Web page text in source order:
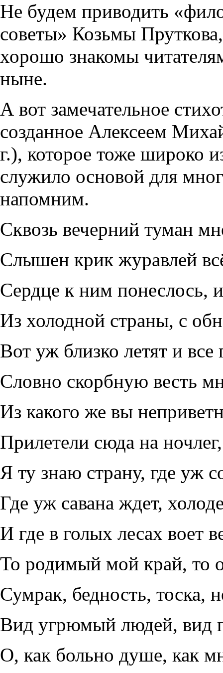
Не будем приводить
советы» Козьмы
хорошо знакомы
ныне.
А вот замечательное
созданное Алексеем
г.), которое тоже широко
служило основой для
напомним.
Сквозь вечерний туман
Слышен крик журавлей
Сердце к ним понеслось,
Из холодной страны, с
Вот уж близко летят и
Словно скорбную весть
Из какого же вы
Прилетели сюда на
Я ту знаю страну, где уж
Где уж савана ждет,
И где в голых лесах воет
То родимый мой край, то
Сумрак, бедность, тоска,
Вид угрюмый людей, вид
О, как больно душе, как